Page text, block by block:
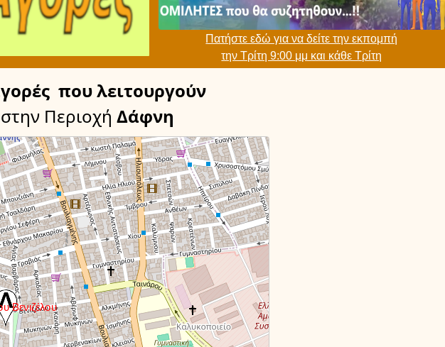
Πατήστε εδώ για να δείτε την εκπομπή
την Τρίτη 9:00 μμ και κάθε Τρίτη
που λειτουργούν
στην Περιοχή Δάφνη